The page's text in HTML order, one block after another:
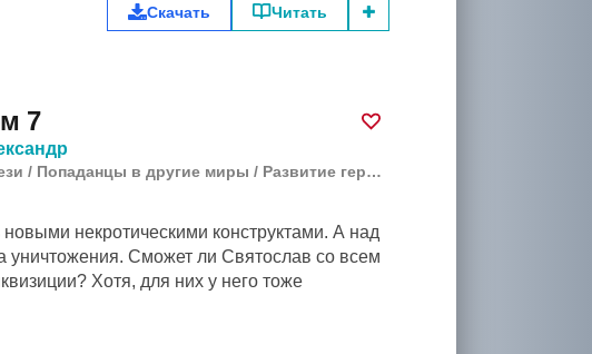
Скачать Читать
7
/ Попаданцы в другие миры / Развитие героя
некротическими конструктами. А над
уничтожения. Сможет ли Святослав со всем
Хотя, для них у него тоже